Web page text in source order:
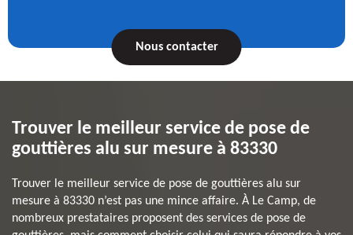
Nous contacter
Trouver le meilleur service de pose de
gouttières alu sur mesure à 83330
Trouver le meilleur service de pose de gouttières alu sur
mesure à 83330 n’est pas une mince affaire. À Le Camp, de
nombreux prestataires proposent des services de pose de